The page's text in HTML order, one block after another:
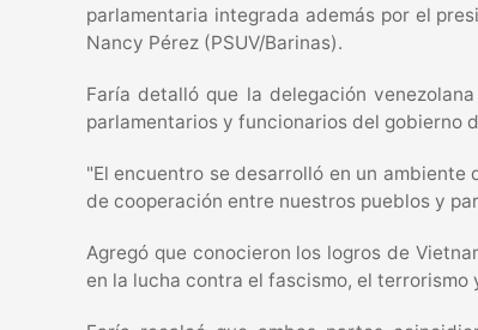
parlamentaria integrada además por el
Nancy Pérez (PSUV/Barinas).
Faría detalló que la delegación
parlamentarios y funcionarios del gobierno
"El encuentro se desarrolló en un
de cooperación entre nuestros pueblos y
Agregó que conocieron los logros de
en la lucha contra el fascismo, el